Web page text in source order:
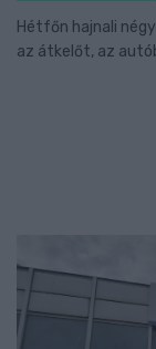
Hétfőn hajnali
az átkelőt, az